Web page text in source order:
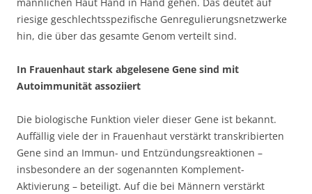
männlichen Haut Hand in Hand gehen. Das deutet auf
riesige geschlechtsspezifische Genregulierungsnetzwerke
hin, die über das gesamte Genom verteilt sind.
In Frauenhaut stark abgelesene Gene sind mit
Autoimmunität assoziiert
Die biologische Funktion vieler dieser Gene ist bekannt.
Auffällig viele der in Frauenhaut verstärkt transkribierten
Gene sind an Immun- und Entzündungsreaktionen –
insbesondere an der sogenannten Komplement-
Aktivierung – beteiligt. Auf die bei Männern verstärkt